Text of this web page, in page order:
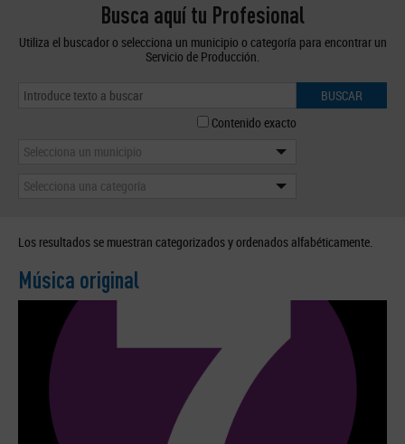
Busca aquí tu Profesional
Utiliza el buscador o selecciona un municipio o categoría para encontrar un
Servicio de Producción.
BUSCAR
Contenido exacto
Selecciona un municipio
Selecciona una categoría
Los resultados se muestran categorizados y ordenados alfabéticamente.
Música original